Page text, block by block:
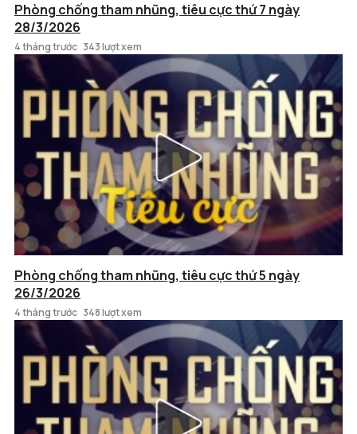
Phòng chống tham nhũng, tiêu cực thứ 7 ngày
28/3/2026
4 tháng trước 343 lượt xem
Phòng chống tham nhũng, tiêu cực thứ 5 ngày
26/3/2026
4 tháng trước 348 lượt xem